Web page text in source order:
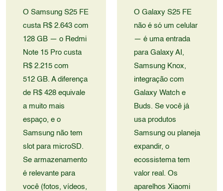
O Samsung S25 FE
custa R$ 2.643 com
128 GB — o Redmi
Note 15 Pro custa
R$ 2.215 com
512 GB. A diferença
de R$ 428 equivale
a muito mais
espaço, e o
Samsung não tem
slot para microSD.
Se armazenamento
é relevante para
você (fotos, vídeos,
O Galaxy S25 FE
não é só um celular
— é uma entrada
para Galaxy AI,
Samsung Knox,
integração com
Galaxy Watch e
Buds. Se você já
usa produtos
Samsung ou planeja
expandir, o
ecossistema tem
valor real. Os
aparelhos Xiaomi